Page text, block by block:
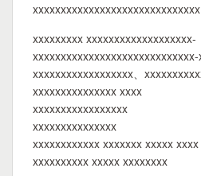
xxxxxxxxxxxxxxxxxxxxxxxxxxxxxx
xxxxxxxxx xxxxxxxxxxxxxxxxxxx-
xxxxxxxxxxxxxxxxxx、
xxxxxxxxxxxxxxx xxxx
xxxxxxxxxxxxxxxxx
xxxxxxxxxxxxxxx
xxxxxxxxxxxx xxxxxxx xxxxx
xxxxxxxxxx xxxxx xxxxxxxx